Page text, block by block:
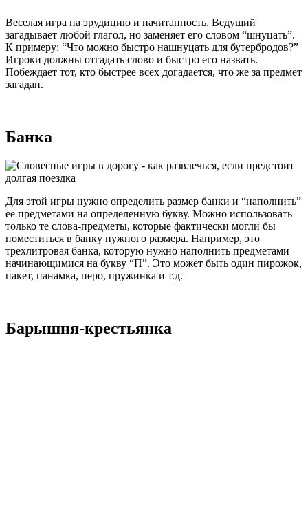
Веселая игра на эрудицию и начитанность. Ведущий
загадывает любой глагол, но заменяет его словом “шнуцать”.
К примеру: “Что можно быстро нашнуцать для бутербродов?”
Игроки должны отгадать слово и быстро его назвать.
Побеждает тот, кто быстрее всех догадается, что же за предмет
загадан.
Банка
Для этой игры нужно определить размер банки и “наполнить”
ее предметами на определенную букву. Можно использовать
только те слова-предметы, которые фактически могли бы
поместиться в банку нужного размера. Например, это
трехлитровая банка, которую нужно наполнить предметами
начинающимися на букву “П”. Это может быть один пирожок,
пакет, панамка, перо, пружинка и т.д.
Барышня-крестьянка